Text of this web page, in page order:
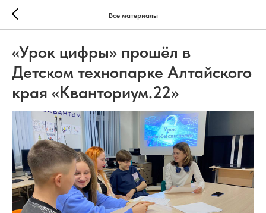
Все материалы
«Урок цифры» прошёл в
Детском технопарке Алтайского
края «Кванториум.22»